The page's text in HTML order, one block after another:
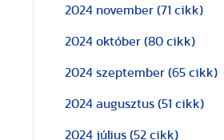
2024 november (71 cikk)
2024 október (80 cikk)
2024 szeptember (65 cikk)
2024 augusztus (51 cikk)
2024 július (52 cikk)